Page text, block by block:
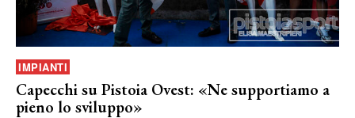
IMPIANTI
Capecchi su Pistoia Ovest: «Ne supportiamo a
pieno lo sviluppo»